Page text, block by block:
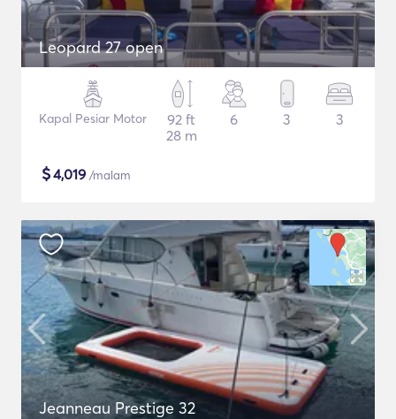
Leopard 27 open
Kapal Pesiar Motor
92 ft
28 m
6 3 3
$4,019 /malam
Jeanneau Prestige 32